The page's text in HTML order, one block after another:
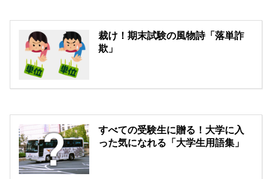
裁け！期末試験の風物詩「落単詐
欺」
すべての受験生に贈る！大学に入
った気になれる「大学生用語集」